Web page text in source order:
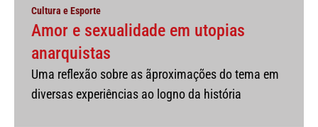
Cultura e Esporte
Amor e sexualidade em utopias
anarquistas
Uma reflexão sobre as ãproximações do tema em
diversas experiências ao logno da história